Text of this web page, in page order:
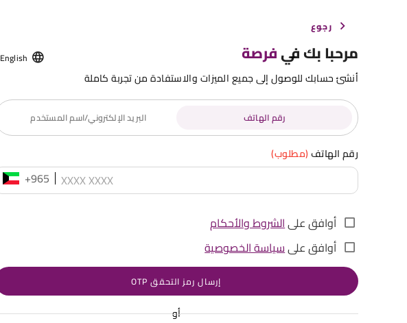
رجوع
مرحبا بك فيفرصة English
أنشئ حسابك للوصول إلى جميع الميزات والاستفادة من تجربة كاملة
رقم الهاتف البريد الإلكتروني/اسم المستخدم
رقم الهاتف(مطلوب)
+965
أوافق علىالشروط والأحكام
أوافق علىسياسة الخصوصية
إرسال رمز التحقق OTP
أو